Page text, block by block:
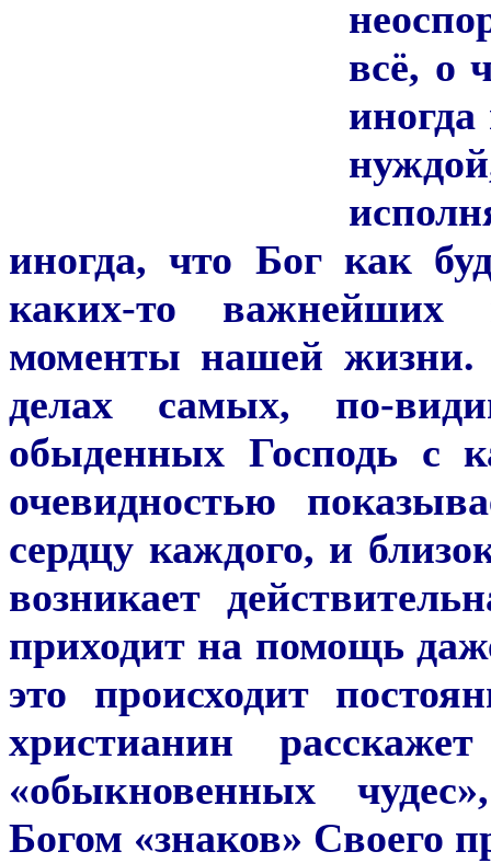
всё, о
иногда, что Бог как
каких-то
моменты нашей
делах самых, по-
обыденных Господь с
очевидностью
сердцу каждого, и
возникает
приходит на помощь
это происходит
христианин
«обыкновенных
Богом «знаков» Своего